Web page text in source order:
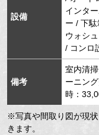
設備
インタ
ー / 下
ウォシ
/ コンロ
備考
室内清
ーニン
時：
※写真や間取り図が現
きます。